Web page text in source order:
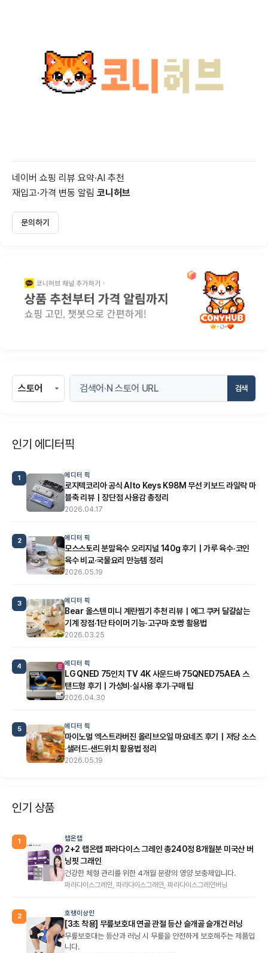
네이버 쇼핑 리뷰 요약·AI 추천
재입고·가격 변동 알림 코니허브
문의하기
검색
인기 에디터픽
1 에디터 픽
로지텍코리아 공식 Alto Keys K98M 무선 키보드 라일락 마
블축 리뷰｜장단점 사용감 총정리
2026.04.17
2 에디터 픽
모스스토리 분말육수 오리지널 140g 후기｜가루 육수·코인
육수 비교·국물요리 만능템 정리
2026.05.19
3 에디터 픽
Bear 올스텐 미니 계란찜기 추천 리뷰｜에그 쿠커 달걀삶는
기계 장점·1단 타이머 기능·고구마 호빵 활용법
2026.03.25
4 에디터 픽
LG QNED 75인치 TV 4K 사운드바 75QNED75AEA 스
탠드형 후기｜가성비·실사용 후기·구매 팁
2026.04.30
5 에디터 픽
마이노멀 엑스트라버진 올리브오일 마요네즈 후기｜저당 소스
·샐러드·샌드위치 활용법 정리
2026.05.19
인기 상품
1 랩온랩
2+2 랩온랩 파라다이스 그레인 총240정 8개월분 미국산 버
닝핏 그래인
건강한 체형 관리를 위한 4개월 분량의 영양 보충제입니다.
파라다이스그레인, 파라다이스그래인, 파라다이스그레인버닝
2 호랭이상인
[3초 착용] 무릎보호대 연골 관절 등산 슬개골 슬개건 러닝
무릎보호대는 등산과 러닝 시 무릎을 안전하게 보호해주는 제품입
니다.